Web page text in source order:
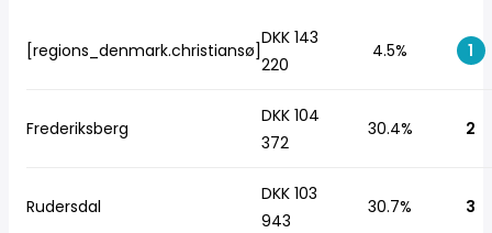
[regions_denmark.christiansø]
DKK 143
220
4.5% 1
Frederiksberg
DKK 104
372
30.4% 2
Rudersdal
DKK 103
943
30.7% 3